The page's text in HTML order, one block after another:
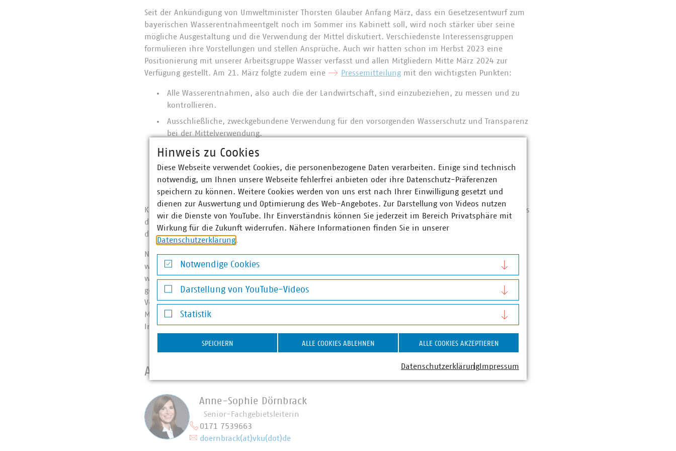
Seit der Ankündigung von Umweltminister Thorsten Glauber Anfang März, dass ein Gesetzesentwurf zum
bayerischen Wasserentnahmeentgelt noch im Sommer ins Kabinett soll, wird noch stärker über seine
mögliche Ausgestaltung und die Verwendung der Mittel diskutiert. Verschiedenste Interessensgruppen
formulieren ihre Vorstellungen und stellen Ansprüche. Auch wir hatten schon im Herbst 2023 eine
Positionierung mit unserer Arbeitsgruppe Wasser verfasst und allen Mitgliedern Mitte März 2024 zur
Verfügung gestellt. Am 21. März folgte zudem eine
Pressemitteilung mit den wichtigsten Punkten:
Alle Wasserentnahmen, also auch die der Landwirtschaft, sind einzubeziehen, zu messen und zu
kontrollieren.
Ausschließliche, zweckgebundene Verwendung für den vorsorgenden Wasserschutz und Transparenz
bei der Mittelverwendung.
Minimale Verwaltungskosten und einfacher Vollzug.
Gleiche Abgabensätze für alle; keine Ausnahmeregelungen. Die, die Bevölkerung versorgende,
kommunale Wasserwirtschaft darf gegenüber anderen Wassernutzungen nicht benachteiligt
werden.
Kürzlich stattgefundene Gespräche mit Minister Glauber und dem Umweltministerium zeigen jedoch, dass
die momentan geplante Ausgestaltung in den meisten Punkten von unseren Vorstellungen abweicht. In
den nächsten Wochen sollen schriftliche Eckpunkte zum Wasserentnahmeentgelt folgen.
Neben unseren Gesprächen mit Politik und Verwaltung zum Wasserentnahmeentgelt, setzen wir uns
weiterhin für einen vorsorgenden und ernsthaft durchgeführten Wasserschutz ein, da dieser die
wichtigste Grundlage der öffentlichen Wasserversorgung in Bayern ist. Hierfür brauchen wir ausreichend
geschützte Flächen, Schutz vor Einträgen, Wasserrückhalt in der Fläche und eine wirksame
Verbrauchsmessung wie auch Kontrolle aller Wasserentnahmen. Auf diesen Punkten sollte, unserer
Meinung nach, der Fokus der Staatsregierung liegen, und nicht auf einem neuen bürokratischen
Instrument wie dem Wasserentnahmeentgelt.
Ansprechpartner
Anne-Sophie Dörnbrack
Senior-Fachgebietsleiterin
0171 7539663
doernbrack(at)vku(dot)de
Hinweis zu Cookies
Diese Webseite verwendet Cookies, die personenbezogene Daten verarbeiten. Einige sind technisch
notwendig, um Ihnen unsere Webseite fehlerfrei anbieten oder ihre Datenschutz-Präferenzen
speichern zu können. Weitere Cookies werden von uns erst nach Ihrer Einwilligung gesetzt und
dienen zur Auswertung und Optimierung des Web-Angebotes. Zur Darstellung von Videos nutzen
wir die Dienste von YouTube. Ihr Einverständnis können Sie jederzeit im Bereich Privatsphäre mit
Wirkung für die Zukunft widerrufen. Nähere Informationen finden Sie in unserer
Datenschutzerklärung.
Notwendige Cookies
Notwendige Cookies
Darstellung von YouTube-Videos
Darstellung von YouTube-Videos
Statistik
Statistik
SPEICHERN ALLE COOKIES ABLEHNEN ALLE COOKIES AKZEPTIEREN
Datenschutzerklärung Impressum